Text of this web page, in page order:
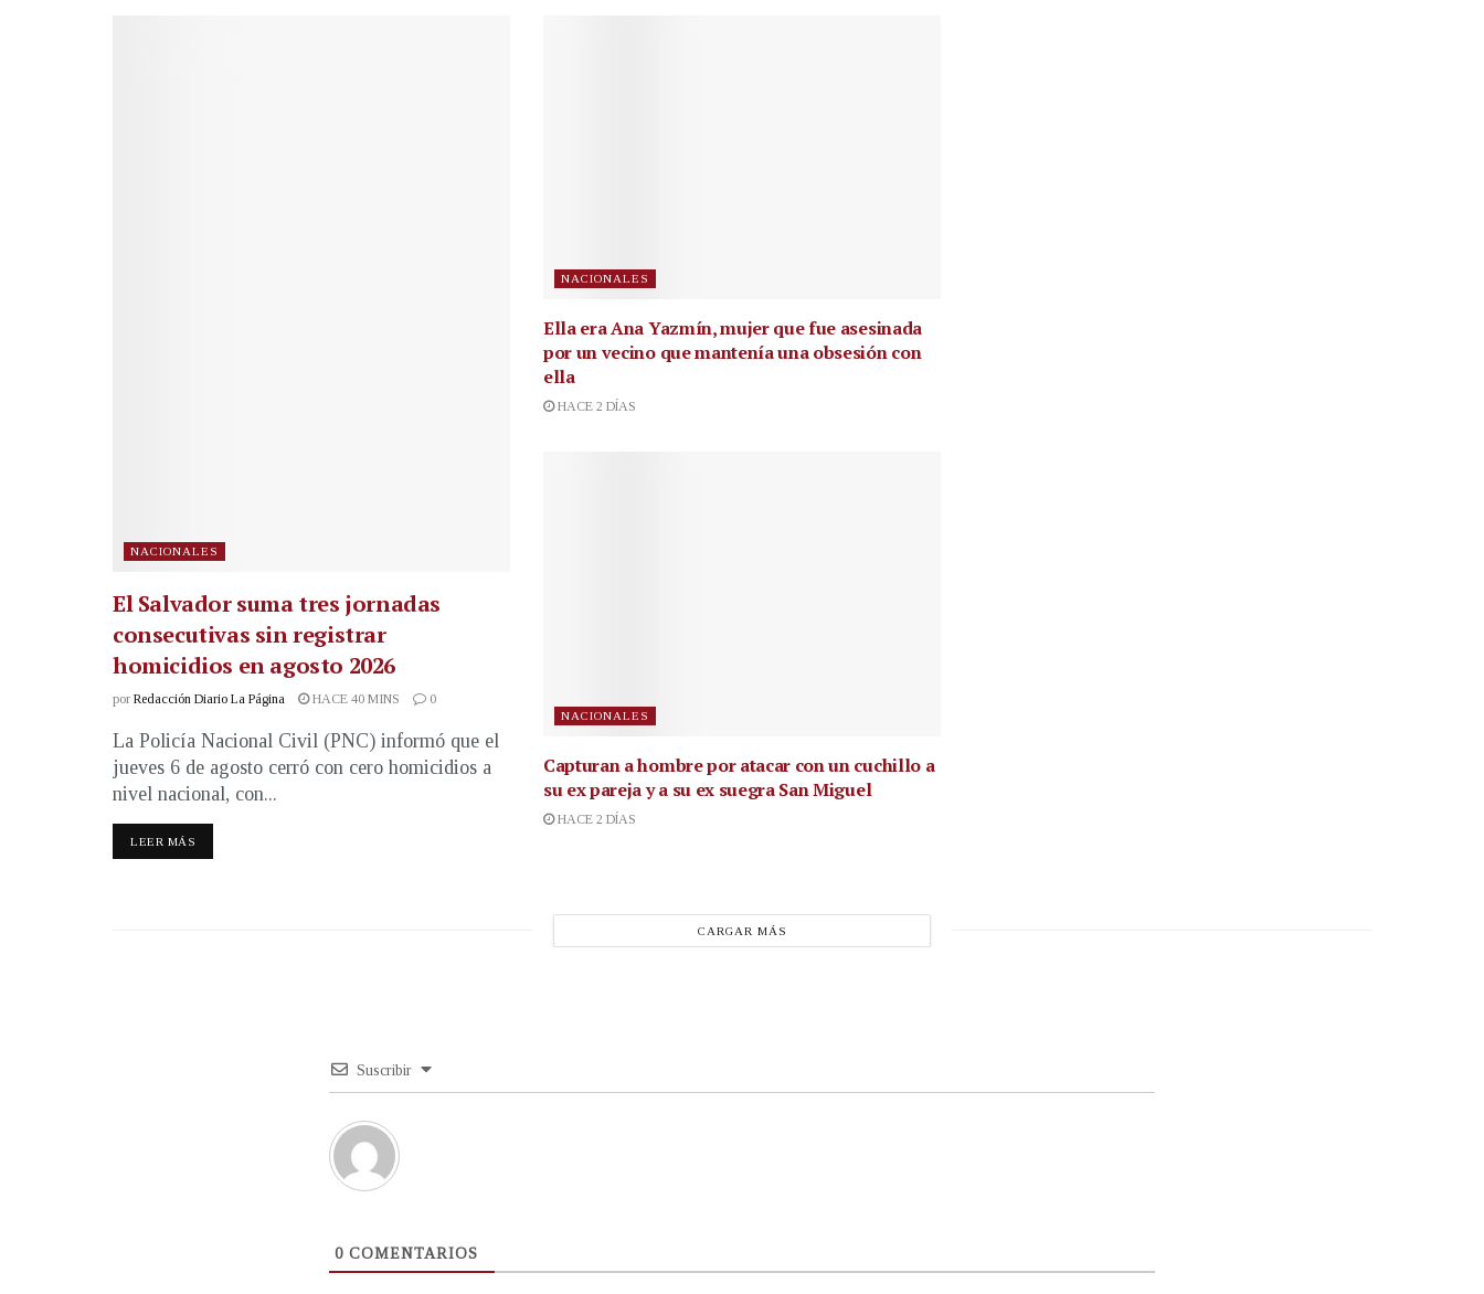
NACIONALES
El Salvador suma tres jornadas
consecutivas sin registrar
homicidios en agosto 2026
por Redacción Diario La Página HACE 40 MINS 0
La Policía Nacional Civil (PNC) informó que el
jueves 6 de agosto cerró con cero homicidios a
nivel nacional, con...
LEER MÁS
NACIONALES
Ella era Ana Yazmín, mujer que fue asesinada
por un vecino que mantenía una obsesión con
ella
HACE 2 DÍAS
NACIONALES
Capturan a hombre por atacar con un cuchillo a
su ex pareja y a su ex suegra San Miguel
HACE 2 DÍAS
CARGAR MÁS
Suscribir
0 COMENTARIOS